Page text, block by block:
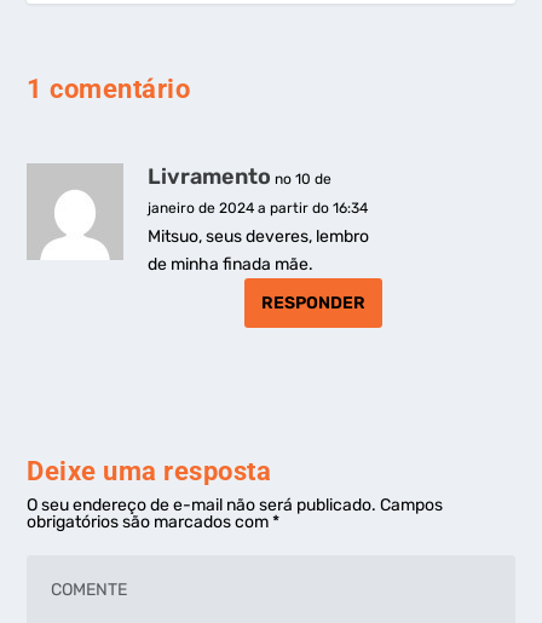
1 comentário
Livramento no 10 de
janeiro de 2024 a partir do 16:34
Mitsuo, seus deveres, lembro
de minha finada mãe.
RESPONDER
Deixe uma resposta
O seu endereço de e-mail não será publicado. Campos
obrigatórios são marcados com*